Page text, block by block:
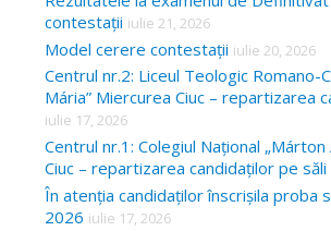
contestații iulie 21, 2026
Model cerere contestații iulie 20, 2026
Centrul nr.2: Liceul Teologic Romano-
Mária” Miercurea Ciuc – repartizarea
iulie 17, 2026
Centrul nr.1: Colegiul Național „Márton
Ciuc – repartizarea candidaților pe săli
În atenția candidaților înscrișila proba
2026 iulie 17, 2026